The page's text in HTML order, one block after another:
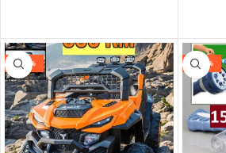
-25% -25%